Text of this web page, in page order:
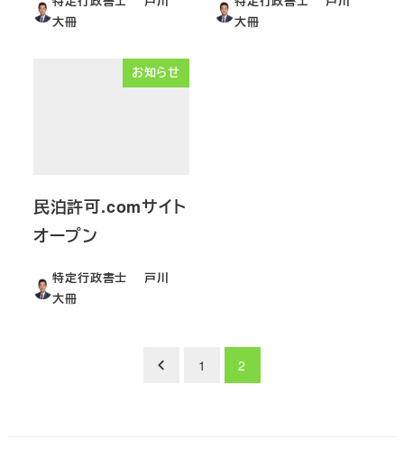
大冊
大冊
お知らせ
民泊許可.comサイト
オープン
特定行政書士 戸川
大冊
1 2